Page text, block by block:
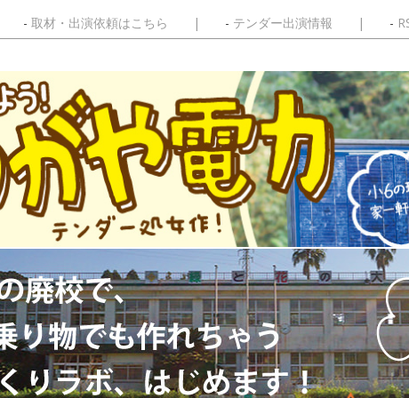
取材・出演依頼はこちら テンダー出演情報